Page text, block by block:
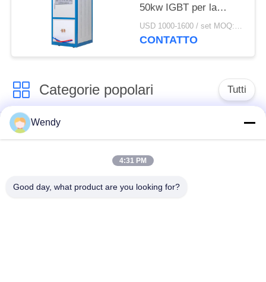
50kw IGBT per la
brasatura/saldatura/
USD 1000-1600 / set MOQ:1 set
CONTATTO
Categorie popolari Tutti
forno di fusione di
induzione
fusione
piccola induzione
induzione
Wendy
4:31 PM
Good day, what product are you looking for?